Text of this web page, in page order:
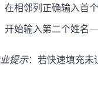
在相邻列正确输入首
开始输入第二个姓名
提示：若快速填充未